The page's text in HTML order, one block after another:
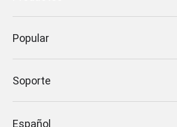
Popular
Soporte
Español